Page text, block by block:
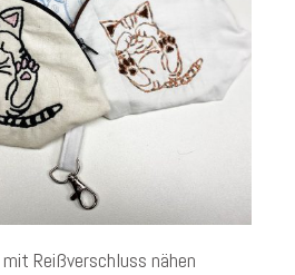
Reißverschluss nähen